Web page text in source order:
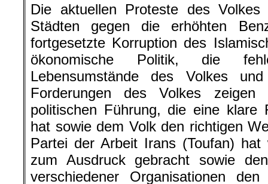
Die aktuellen Proteste des
Städten gegen die erhöhten
fortgesetzte Korruption des
ökonomische Politik, die
Lebensumstände des Volkes
Forderungen des Volkes zeigen
politischen Führung, die eine klare
hat sowie dem Volk den richtigen
Partei der Arbeit Irans (Toufan) hat
zum Ausdruck gebracht sowie
verschiedener Organisationen